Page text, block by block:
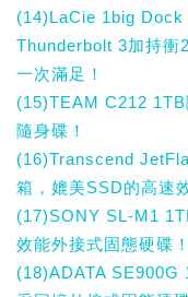
(14)LaCie 1big Dock
Thunderbolt 3加持衝
一次滿足！
(15)TEAM C212
隨身碟！
(16)Transcend
箱，媲美SSD的高速
(17)SONY SL-M1
效能外接式固態硬碟！
(18)ADATA SE900G